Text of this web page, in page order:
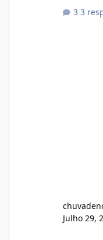
3
Julho 29,